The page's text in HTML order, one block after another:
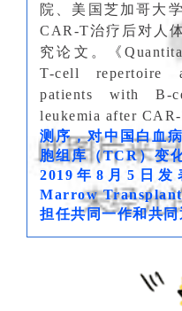
院、美国芝加哥大
CAR-T治疗后对人
究论文。《
T-cell repertoire
patients with B-
leukemia after
测序，对中国白血
胞组库（TCR）变
2019年8月5日发
Marrow
担任共同一作和共同